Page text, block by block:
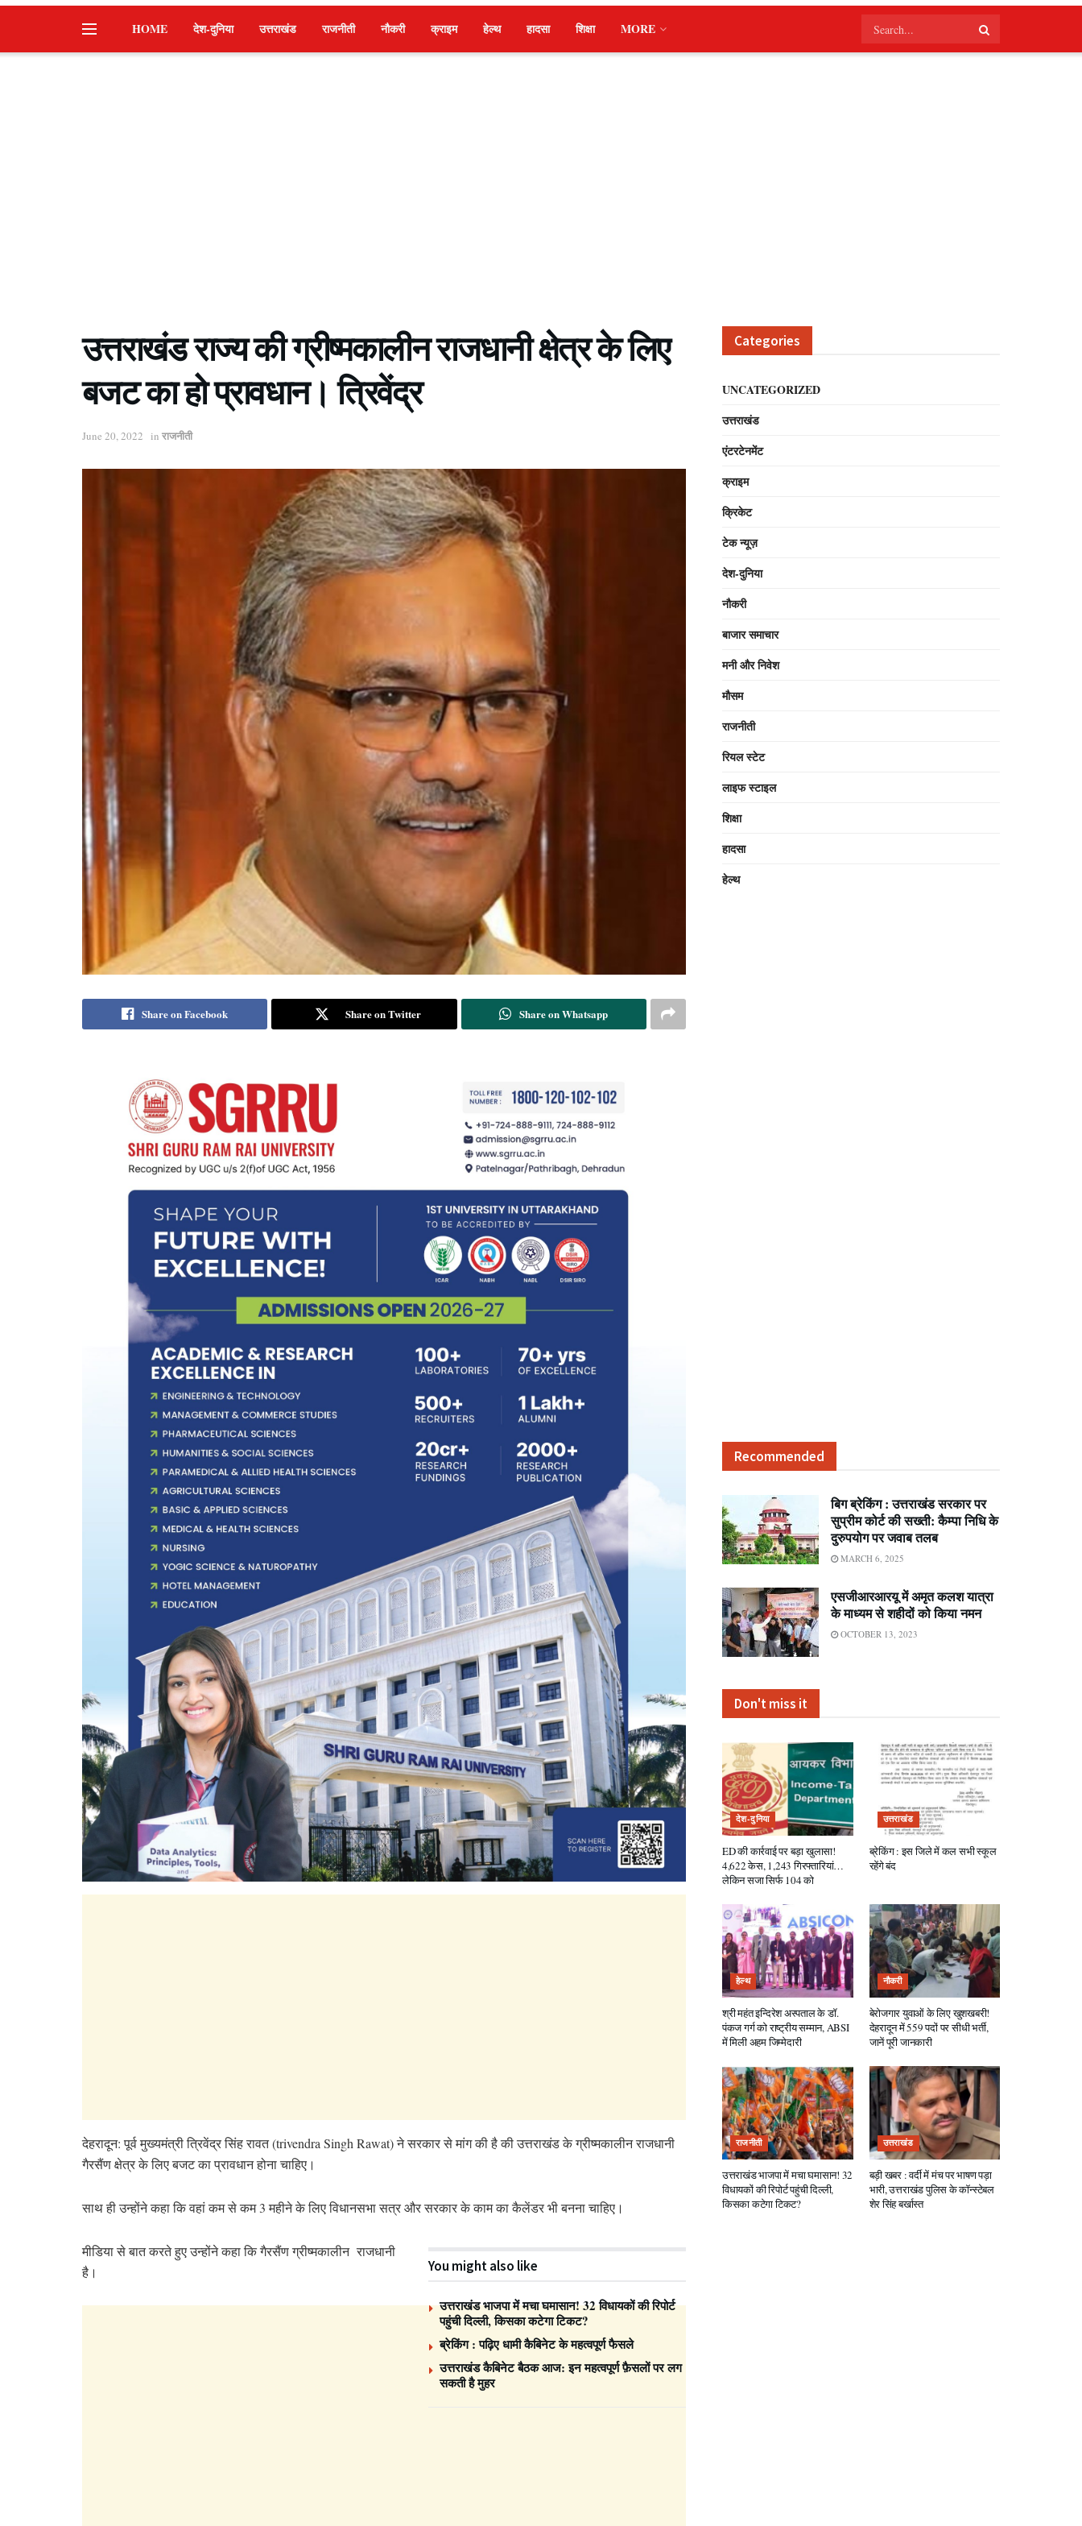
HOME देश-दुनिया उत्तराखंड राजनीती नौकरी क्राइम हेल्थ हादसा शिक्षा MORE
उत्तराखंड राज्य की ग्रीष्मकालीन राजधानी क्षेत्र के लिए
बजट का हो प्रावधान। त्रिवेंद्र
June 20, 2022 in राजनीती
Share on Facebook Share on Twitter Share on Whatsapp
देहरादून: पूर्व मुख्यमंत्री त्रिवेंद्र सिंह रावत (trivendra Singh Rawat) ने सरकार से मांग की है की उत्तराखंड के ग्रीष्मकालीन राजधानी
गैरसैंण क्षेत्र के लिए बजट का प्रावधान होना चाहिए।
साथ ही उन्होंने कहा कि वहां कम से कम 3 महीने के लिए विधानसभा सत्र और सरकार के काम का कैलेंडर भी बनना चाहिए।
You might also like
उत्तराखंड भाजपा में मचा घमासान! 32 विधायकों की रिपोर्ट
पहुंची दिल्ली, किसका कटेगा टिकट?
ब्रेकिंग : पढ़िए धामी कैबिनेट के महत्वपूर्ण फैसले
उत्तराखंड कैबिनेट बैठक आज: इन महत्वपूर्ण फ़ैसलों पर लग
सकती है मुहर
मीडिया से बात करते हुए उन्होंने कहा कि गैरसैंण ग्रीष्मकालीन राजधानी
है।
Categories
UNCATEGORIZED
उत्तराखंड
एंटरटेनमेंट
क्राइम
क्रिकेट
टेक न्यूज़
देश-दुनिया
नौकरी
बाजार समाचार
मनी और निवेश
मौसम
राजनीती
रियल स्टेट
लाइफ स्टाइल
शिक्षा
हादसा
हेल्थ
Recommended
बिग ब्रेकिंग : उत्तराखंड सरकार पर
सुप्रीम कोर्ट की सख्ती: कैम्पा निधि के
दुरुपयोग पर जवाब तलब
MARCH 6, 2025
एसजीआरआरयू में अमृत कलश यात्रा
के माध्यम से शहीदों को किया नमन
OCTOBER 13, 2023
Don't miss it
देश-दुनिया
ED की कार्रवाई पर बड़ा खुलासा!
4,622 केस, 1,243 गिरफ्तारियां…
लेकिन सजा सिर्फ 104 को
उत्तराखंड
ब्रेकिंग : इस जिले में कल सभी स्कूल
रहेंगे बंद
हेल्थ
श्री महंत इन्दिरेश अस्पताल के डॉ.
पंकज गर्ग को राष्ट्रीय सम्मान, ABSI
में मिली अहम जिम्मेदारी
नौकरी
बेरोजगार युवाओं के लिए खुशखबरी!
देहरादून में 559 पदों पर सीधी भर्ती,
जानें पूरी जानकारी
राजनीती
उत्तराखंड भाजपा में मचा घमासान! 32
विधायकों की रिपोर्ट पहुंची दिल्ली,
किसका कटेगा टिकट?
उत्तराखंड
बड़ी खबर : वर्दी में मंच पर भाषण पड़ा
भारी, उत्तराखंड पुलिस के कॉन्स्टेबल
शेर सिंह बर्खास्त